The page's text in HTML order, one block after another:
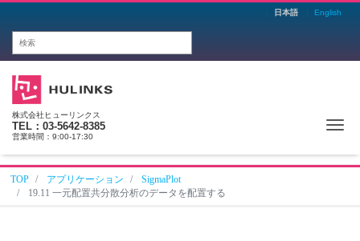
日本語 English
株式会社ヒューリンクス
TEL：03-5642-8385
営業時間：9:00-17:30
TOP アプリケーション
SigmaPlot
19.11 一元配置共分散分析のデータを配置する